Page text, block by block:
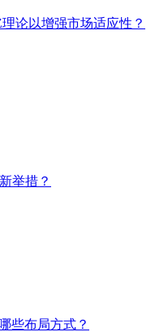
论以增强市场适应性？
举措？
些布局方式？